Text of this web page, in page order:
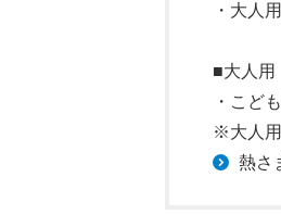
・大人
■大人用
・こど
※大人用
熱さ